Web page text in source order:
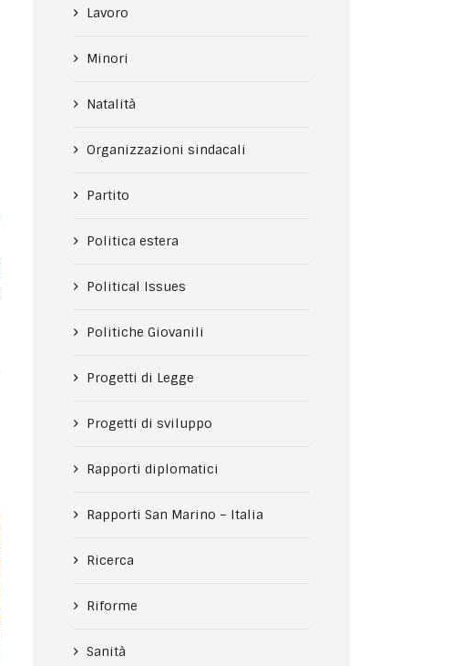
Lavoro
Minori
Natalità
Organizzazioni sindacali
Partito
Politica estera
Political Issues
Politiche Giovanili
Progetti di Legge
Progetti di sviluppo
Rapporti diplomatici
Rapporti San Marino – Italia
Ricerca
Riforme
Sanità